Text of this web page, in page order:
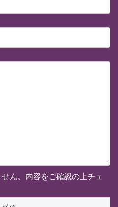
ん。内容をご確認の上チェ